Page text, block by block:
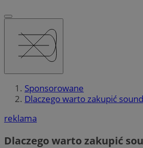
Sponsorowane
Dlaczego warto zakupić
reklama
Dlaczego warto zakupić